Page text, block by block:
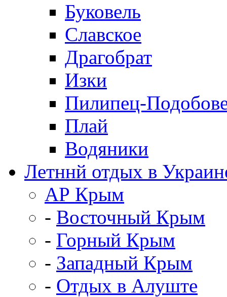
Буковель
Славское
Драгобрат
Изки
Пилипец-
Плай
Водяники
Летннй отдых в
АР Крым
- Восточный Крым
- Горный Крым
- Западный Крым
- Отдых в Алуште